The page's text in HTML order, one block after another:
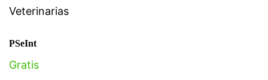
Veterinarias
PSeInt
Gratis